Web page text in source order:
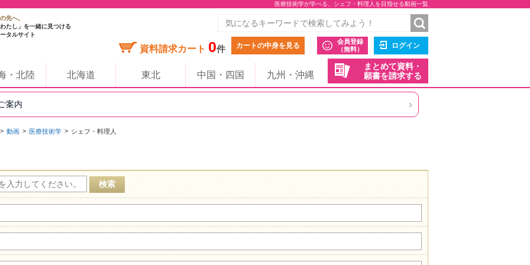
医療技術学が学べる、シェフ・料理人を目指せる動画一覧
先へ。
たし」を一緒に見つける
タルサイト
資料請求カート 0件 カートの中身を見る
会員登録
（無料）
ログイン
まとめて資料・
願書を請求する
・北陸 北海道 東北 中国・四国 九州・沖縄
案内 ›
動画 医療技術学 シェフ・料理人